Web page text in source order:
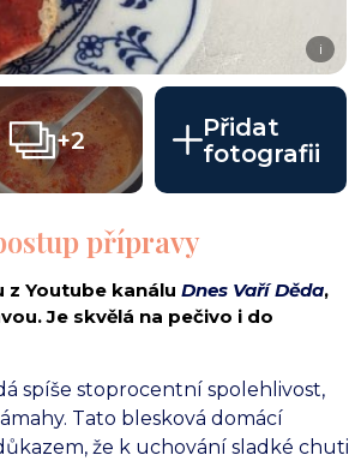
i
+2
Přidat
fotografii
přípravy
Youtube kanálu Dnes Vaří Děda,
Je skvělá na pečivo i do
spíše stoprocentní spolehlivost,
Tato blesková domácí
že k uchování sladké chuti